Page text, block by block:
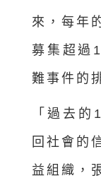
來，每年
募集超過
難事件的
「過去
回社會的
益組織，